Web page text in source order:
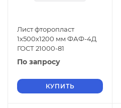
Лист фторопласт
1х500х1200 мм ФАФ-4Д
ГОСТ 21000-81
По запросу
КУПИТЬ